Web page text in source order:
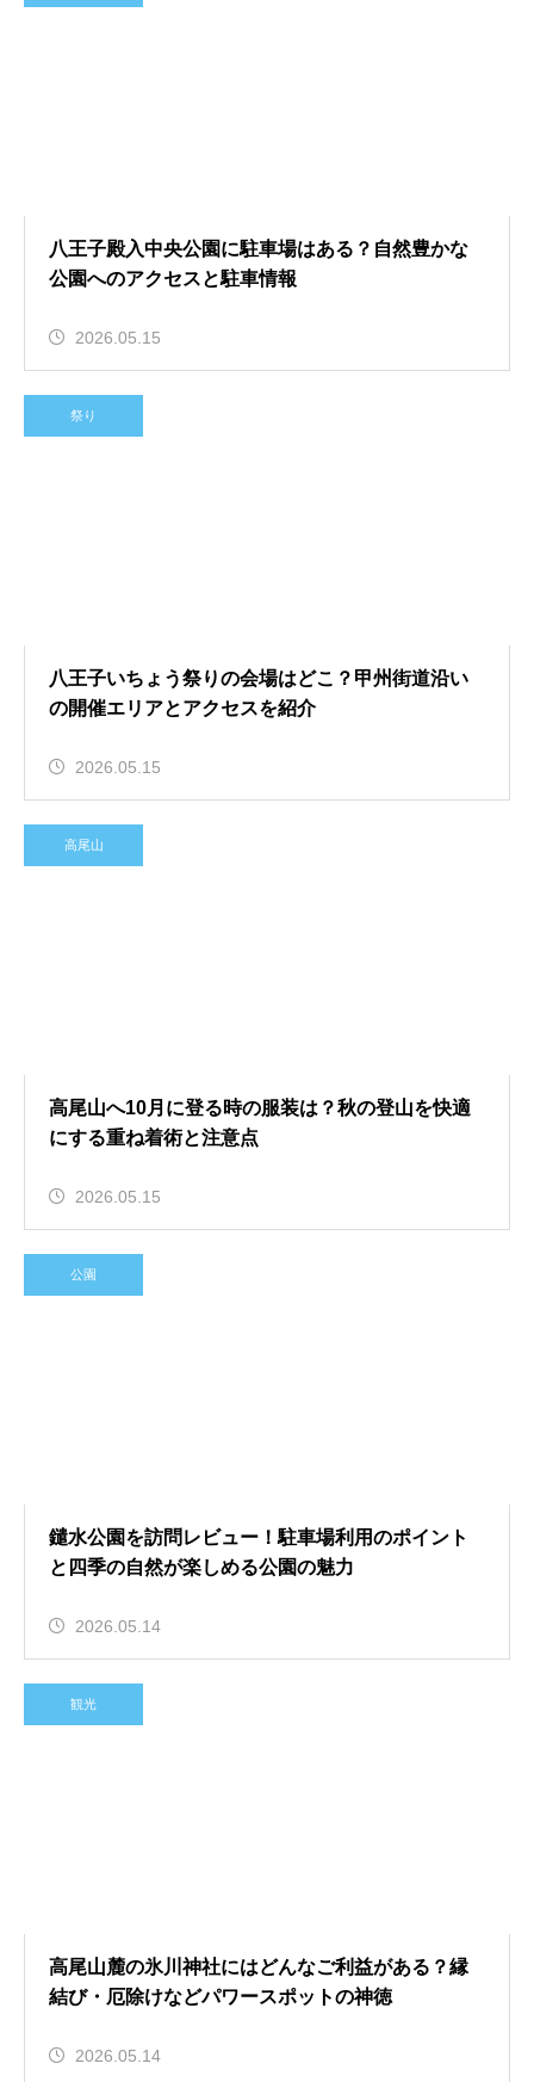
八王子殿入中央公園に駐車場はある？自然豊かな
公園へのアクセスと駐車情報
2026.05.15
祭り
八王子いちょう祭りの会場はどこ？甲州街道沿い
の開催エリアとアクセスを紹介
2026.05.15
高尾山
高尾山へ10月に登る時の服装は？秋の登山を快適
にする重ね着術と注意点
2026.05.15
公園
鑓水公園を訪問レビュー！駐車場利用のポイント
と四季の自然が楽しめる公園の魅力
2026.05.14
観光
高尾山麓の氷川神社にはどんなご利益がある？縁
結び・厄除けなどパワースポットの神徳
2026.05.14